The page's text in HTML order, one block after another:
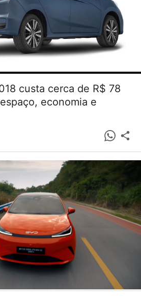
custa cerca de R$ 78
economia e